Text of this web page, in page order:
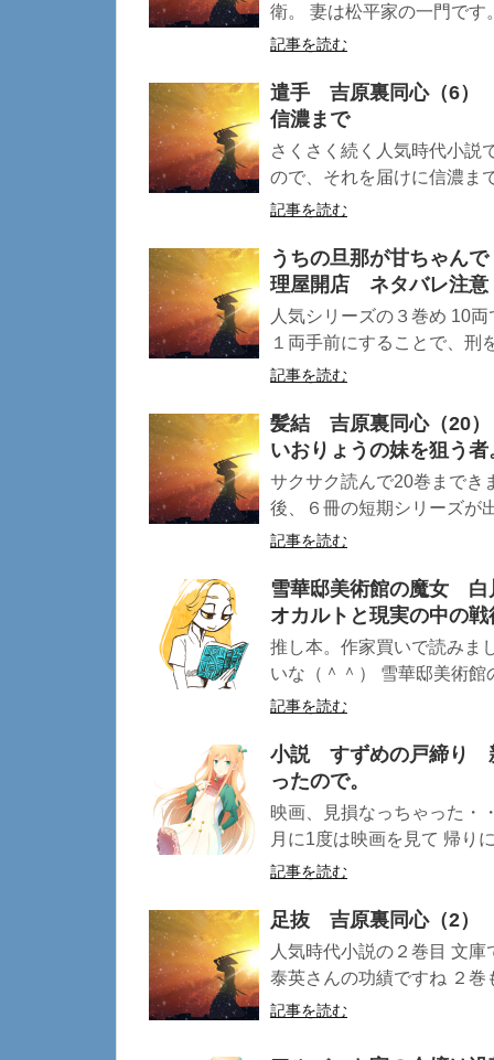
衛。 妻は松平家の一門です
記事を読む
遣手 吉原裏同心（6
信濃まで
さくさく続く人気時代小説
ので、それを届けに信濃ま
記事を読む
うちの旦那が甘ちゃん
理屋開店 ネタバレ注意
人気シリーズの３巻め 10
１両手前にすることで、刑
記事を読む
髪結 吉原裏同心（20
いおりょうの妹を狙う者
サクサク読んで20巻までき
後、６冊の短期シリーズが
記事を読む
雪華邸美術館の魔女 白
オカルトと現実の中の
推し本。作家買いで読みま
いな（＾＾） 雪華邸美術館
記事を読む
小説 すずめの戸締り
ったので。
映画、見損なっちゃった・
月に1度は映画を見て 帰り
記事を読む
足抜 吉原裏同心（2
人気時代小説の２巻目 文
泰英さんの功績ですね ２巻
記事を読む